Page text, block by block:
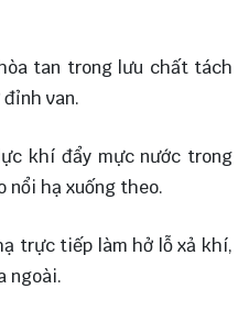
tan trong lưu chất tách
van.
khí đẩy mực nước trong
nổi hạ xuống theo.
trực tiếp làm hở lỗ xả khí,
ngoài.